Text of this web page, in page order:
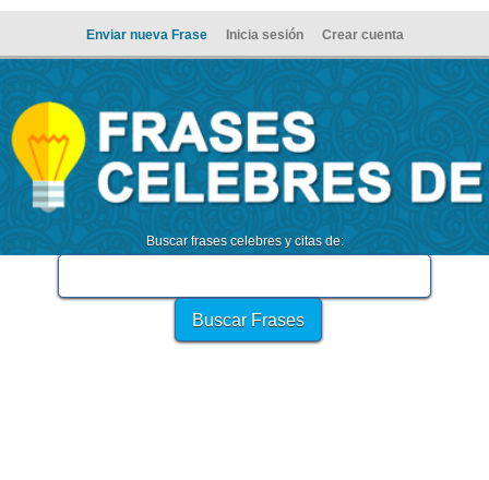
Enviar nueva Frase Inicia sesión Crear cuenta
Buscar frases celebres y citas de: